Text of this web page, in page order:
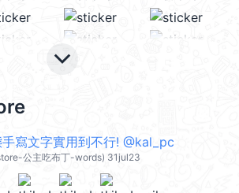
keyboard_arrow_down
寫文字實用到不行! @kal_pc
公主吃布丁-words) 31jul23